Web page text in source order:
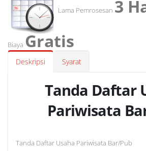
Lama Pemrosesan 3
Biaya Gratis
Deskripsi Syarat
Tanda Daftar
Pariwisata
Tanda Daftar Usaha Pariwisata Bar/Pub